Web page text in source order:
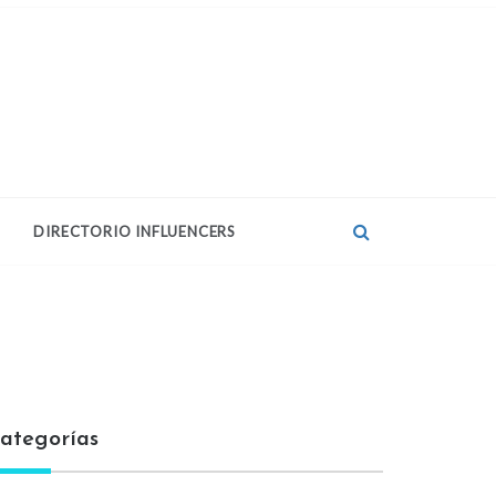
DIRECTORIO INFLUENCERS